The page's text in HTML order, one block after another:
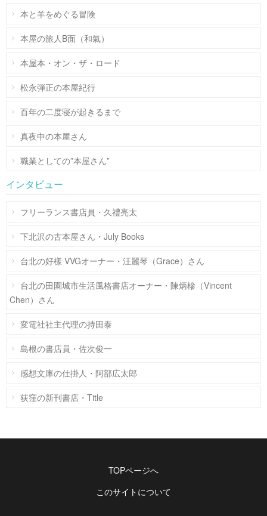
本と羊をめぐる冒険
本屋の旅人B面（和氣）
本屋本・オン・ザ・ロード
松永弾正の本屋紀行
百年の二度寝が起きるまで
真夜中の本屋さん
職業としての”本屋さん”
インタビュー
フリーランス書店員・久禮亮太
下北沢の古本屋さん・July Books
台北の好樣 VVGオーナー・汪麗琴（Grace）さん
台北の田園城市生活風格書店オーナー・陳炳槮（Vincent
Chen）さん
変電社社主代理の持田泰
島根の書店員・佐次俊一
感想文庫の仕掛人・阿部広太郎
荻窪の新刊書店・Title
TOPページへ
このサイトについて